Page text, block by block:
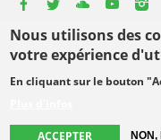
Nous utilisons des
votre expérience
En cliquant sur le bouton
ACCEPTER NON,
Select
your
Footer
Protection des données